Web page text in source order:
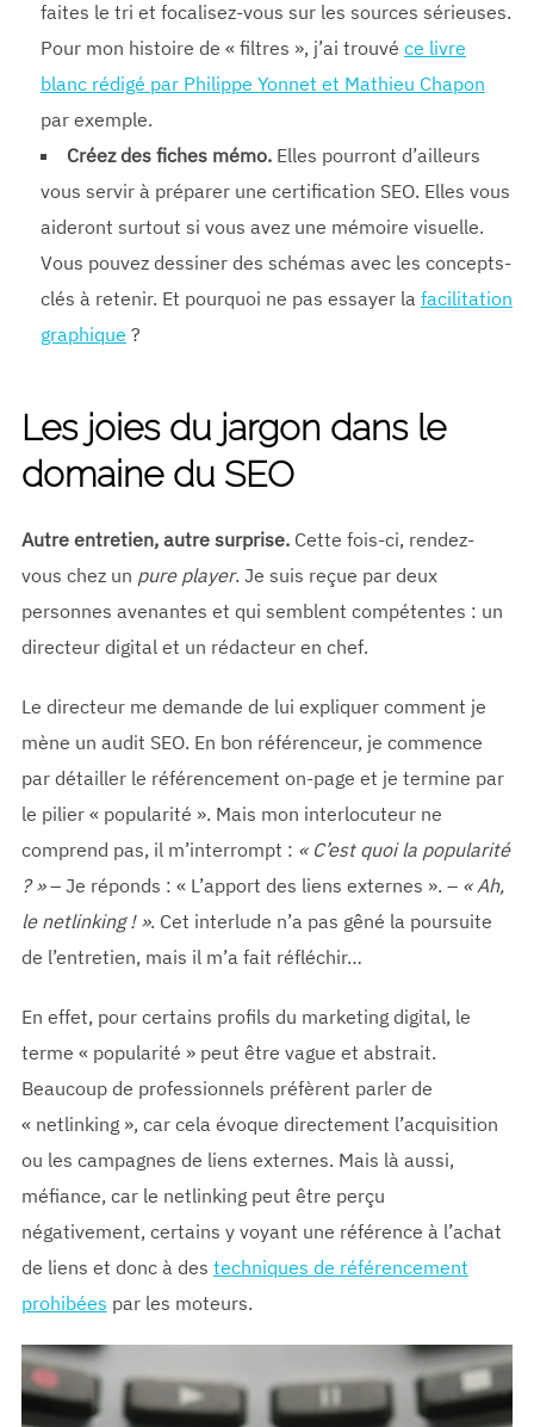
faites le tri et focalisez-vous sur les sources sérieuses.
Pour mon histoire de « filtres », j’ai trouvé ce livre
blanc rédigé par Philippe Yonnet et Mathieu Chapon
par exemple.
Créez des fiches mémo. Elles pourront d’ailleurs
vous servir à préparer une certification SEO. Elles vous
aideront surtout si vous avez une mémoire visuelle.
Vous pouvez dessiner des schémas avec les concepts-
clés à retenir. Et pourquoi ne pas essayer la facilitation
graphique ?
Les joies du jargon dans le
domaine du SEO
Autre entretien, autre surprise. Cette fois-ci, rendez-
vous chez un pure player. Je suis reçue par deux
personnes avenantes et qui semblent compétentes : un
directeur digital et un rédacteur en chef.
Le directeur me demande de lui expliquer comment je
mène un audit SEO. En bon référenceur, je commence
par détailler le référencement on-page et je termine par
le pilier « popularité ». Mais mon interlocuteur ne
comprend pas, il m’interrompt : « C’est quoi la popularité
? »– Je réponds : « L’apport des liens externes ». – « Ah,
le netlinking ! ». Cet interlude n’a pas gêné la poursuite
de l’entretien, mais il m’a fait réfléchir…
En effet, pour certains profils du marketing digital, le
terme « popularité » peut être vague et abstrait.
Beaucoup de professionnels préfèrent parler de
« netlinking », car cela évoque directement l’acquisition
ou les campagnes de liens externes. Mais là aussi,
méfiance, car le netlinking peut être perçu
négativement, certains y voyant une référence à l’achat
de liens et donc à des techniques de référencement
prohibées par les moteurs.